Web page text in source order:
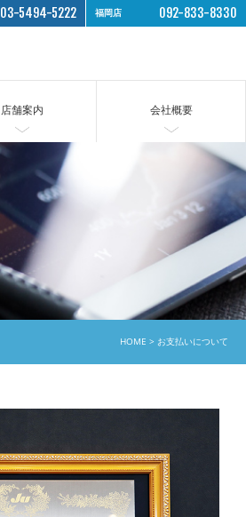
03-5494-5222 福岡店 092-833-8330
店舗案内 会社概要
HOME お支払いについて